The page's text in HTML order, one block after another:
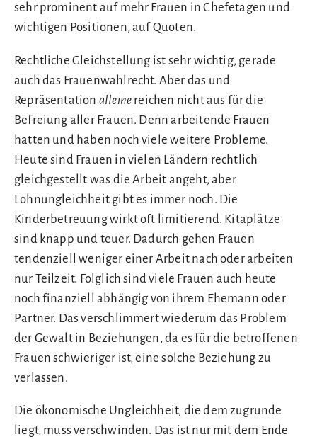
sehr prominent auf mehr Frauen in Chefetagen und
wichtigen Positionen, auf Quoten.
Rechtliche Gleichstellung ist sehr wichtig, gerade
auch das Frauenwahlrecht. Aber das und
Repräsentation alleine reichen nicht aus für die
Befreiung aller Frauen. Denn arbeitende Frauen
hatten und haben noch viele weitere Probleme.
Heute sind Frauen in vielen Ländern rechtlich
gleichgestellt was die Arbeit angeht, aber
Lohnungleichheit gibt es immer noch. Die
Kinderbetreuung wirkt oft limitierend. Kitaplätze
sind knapp und teuer. Dadurch gehen Frauen
tendenziell weniger einer Arbeit nach oder arbeiten
nur Teilzeit. Folglich sind viele Frauen auch heute
noch finanziell abhängig von ihrem Ehemann oder
Partner. Das verschlimmert wiederum das Problem
der Gewalt in Beziehungen, da es für die betroffenen
Frauen schwieriger ist, eine solche Beziehung zu
verlassen.
Die ökonomische Ungleichheit, die dem zugrunde
liegt, muss verschwinden. Das ist nur mit dem Ende